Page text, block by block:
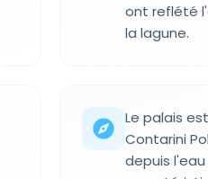
ont reflété
la lagune.
Le palais
Contarini
depuis